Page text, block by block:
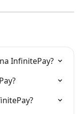
InfinitePay?